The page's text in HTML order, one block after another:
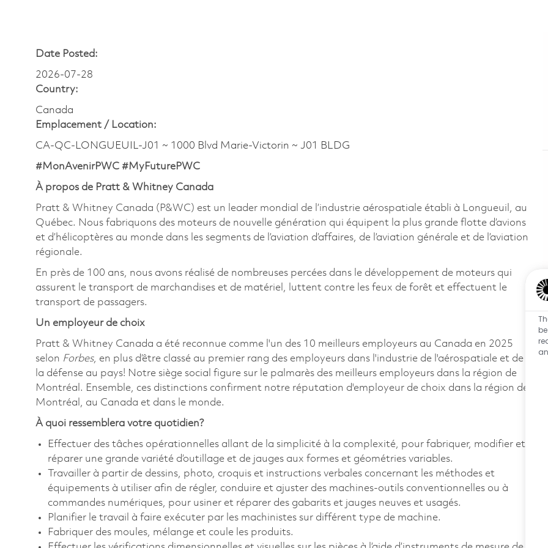
Date Posted:
2026-07-28
Country:
Canada
Emplacement / Location:
CA-QC-LONGUEUIL-J01 ~ 1000 Blvd Marie-Victorin ~ J01 BLDG
#MonAvenirPWC #MyFuturePWC
À propos de Pratt & Whitney Canada
Pratt & Whitney Canada (P&WC) est un leader mondial de l’industrie aérospatiale établi à Longueuil, au
Québec. Nous fabriquons des moteurs de nouvelle génération qui équipent la plus grande flotte d’avions
et d’hélicoptères au monde dans les segments de l’aviation d’affaires, de l’aviation générale et de l’aviation
régionale.
En près de 100 ans, nous avons réalisé de nombreuses percées dans le développement de moteurs qui
assurent le transport de marchandises et de matériel, luttent contre les feux de forêt et effectuent le
transport de passagers.
Un employeur de choix
Pratt & Whitney Canada a été reconnue comme l'un des 10 meilleurs employeurs au Canada en 2025
selon Forbes, en plus d’être classé au premier rang des employeurs dans l'industrie de l'aérospatiale et de
la défense au pays! Notre siège social figure sur le palmarès des meilleurs employeurs dans la région de
Montréal. Ensemble, ces distinctions confirment notre réputation d'employeur de choix dans la région de
Montréal, au Canada et dans le monde.
À quoi ressemblera votre quotidien?
Effectuer des tâches opérationnelles allant de la simplicité à la complexité, pour fabriquer, modifier et
réparer une grande variété d’outillage et de jauges aux formes et géométries variables.
Travailler à partir de dessins, photo, croquis et instructions verbales concernant les méthodes et
équipements à utiliser afin de régler, conduire et ajuster des machines-outils conventionnelles ou à
commandes numériques, pour usiner et réparer des gabarits et jauges neuves et usagés.
Planifier le travail à faire exécuter par les machinistes sur différent type de machine.
Fabriquer des moules, mélange et coule les produits.